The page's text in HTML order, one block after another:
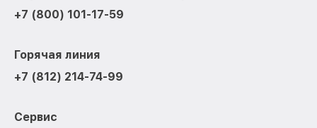
+7 (800) 101-17-59
Горячая линия
+7 (812) 214-74-99
Сервис